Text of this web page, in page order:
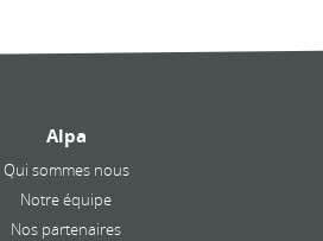
Alpa
Qui sommes nous
Notre équipe
Nos partenaires